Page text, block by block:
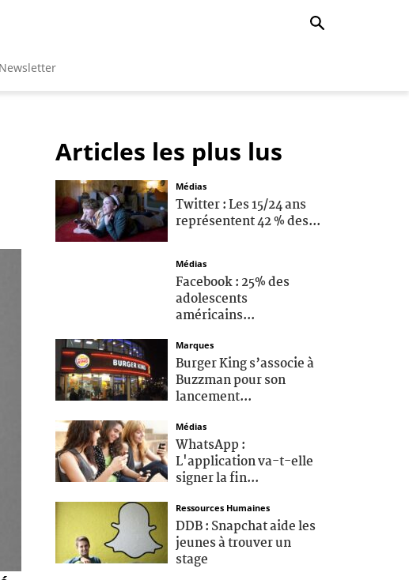
Newsletter
Articles les plus lus
Médias
Twitter : Les 15/24 ans
représentent 42 % des...
Médias
Facebook : 25% des
adolescents
américains...
Marques
Burger King s’associe à
Buzzman pour son
lancement...
Médias
WhatsApp :
L'application va-t-elle
signer la fin...
Ressources Humaines
DDB : Snapchat aide les
jeunes à trouver un
stage